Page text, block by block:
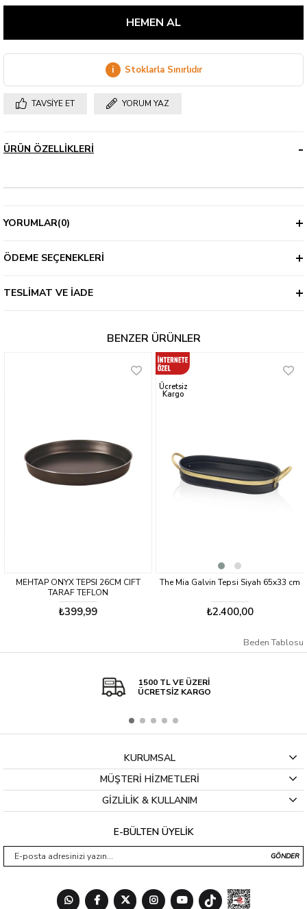
i Stoklarla Sınırlıdır
TAVSIYE ET YORUM YAZ
ÜRÜN ÖZELLIKLERI
YORUMLAR(0)
ÖDEME SEÇENEKLERI
TESLIMAT VE İADE
BENZER ÜRÜNLER
26CM CIFT
The Mia Galvin Tepsi Siyah 65x33 cm
The Mia Wicker
Beden Tablosu
1500 TL VE ÜZERİ
ÜCRETSİZ KARGO
KURUMSAL
MÜŞTERİ HİZMETLERİ
GİZLİLİK & KULLANIM
E-BÜLTEN ÜYELİK
GÖNDER